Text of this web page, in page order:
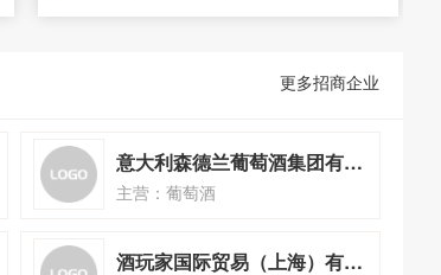
更多招商企业
意大利森德兰葡萄酒集团有限公司
主营：葡萄酒
酒玩家国际贸易（上海）有限公司